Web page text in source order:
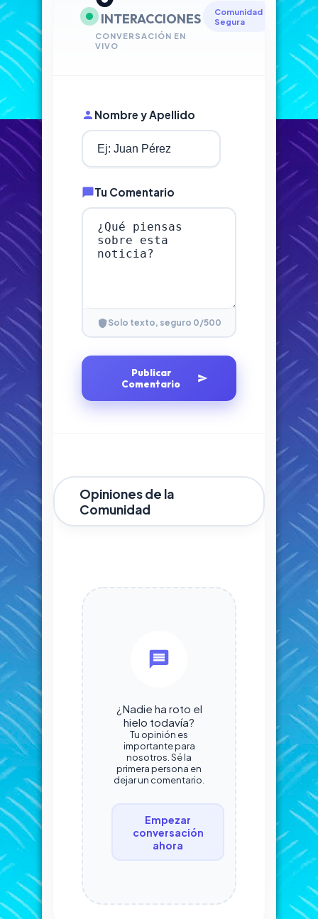
INTERACCIONES
CONVERSACIÓN EN
VIVO
Comunidad
Segura
Nombre y Apellido
Tu Comentario
Solo texto, seguro 0/500
Publicar
Comentario
Opiniones de la
Comunidad
¿Nadie ha roto el
hielo todavía?
Tu opinión es
importante para
nosotros. Sé la
primera persona en
dejar un comentario.
Empezar
conversación
ahora